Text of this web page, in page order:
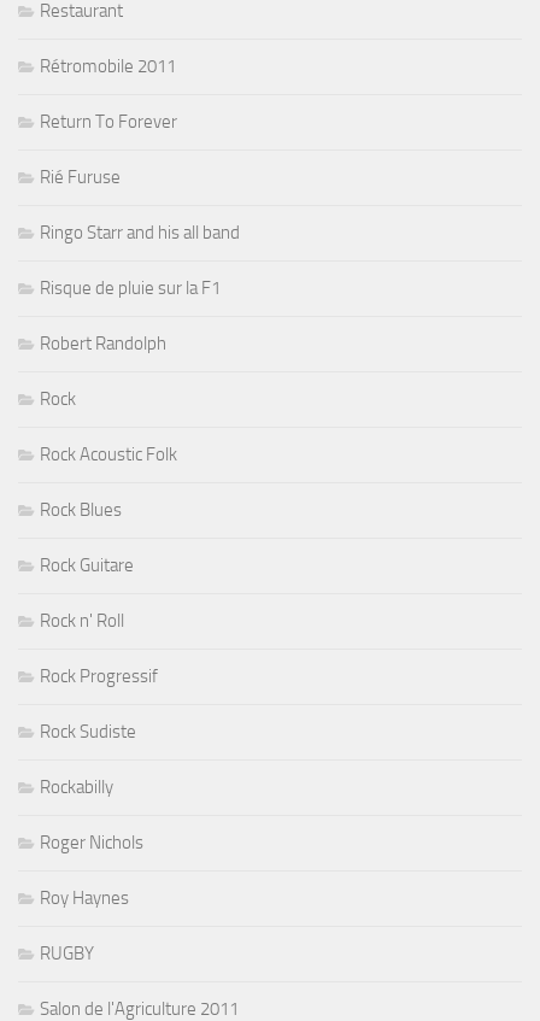
Restaurant
Rétromobile 2011
Return To Forever
Rié Furuse
Ringo Starr and his all band
Risque de pluie sur la F1
Robert Randolph
Rock
Rock Acoustic Folk
Rock Blues
Rock Guitare
Rock n' Roll
Rock Progressif
Rock Sudiste
Rockabilly
Roger Nichols
Roy Haynes
RUGBY
Salon de l'Agriculture 2011